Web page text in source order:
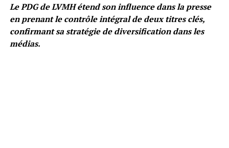
Le PDG de LVMH étend son influence dans la presse
en prenant le contrôle intégral de deux titres clés,
confirmant sa stratégie de diversification dans les
médias.